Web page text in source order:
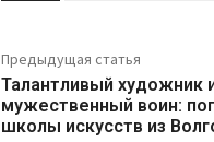
Предыдущая статья
Талантливый художник
мужественный воин:
школы искусств из